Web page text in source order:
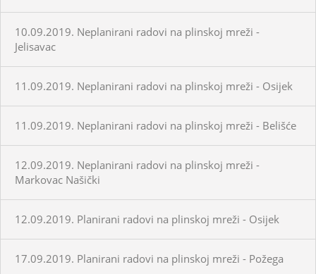
10.09.2019. Neplanirani radovi na plinskoj mreži -
Jelisavac
11.09.2019. Neplanirani radovi na plinskoj mreži - Osijek
11.09.2019. Neplanirani radovi na plinskoj mreži - Belišće
12.09.2019. Neplanirani radovi na plinskoj mreži -
Markovac Našički
12.09.2019. Planirani radovi na plinskoj mreži - Osijek
17.09.2019. Planirani radovi na plinskoj mreži - Požega